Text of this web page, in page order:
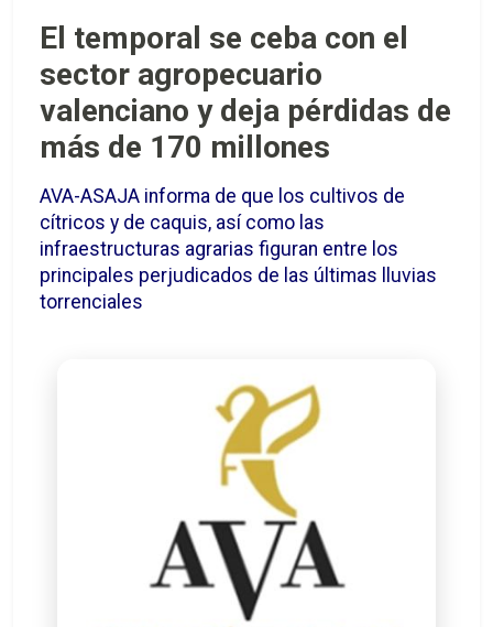
El temporal se ceba con el
sector agropecuario
valenciano y deja pérdidas de
más de 170 millones
AVA-ASAJA informa de que los cultivos de
cítricos y de caquis, así como las
infraestructuras agrarias figuran entre los
principales perjudicados de las últimas lluvias
torrenciales